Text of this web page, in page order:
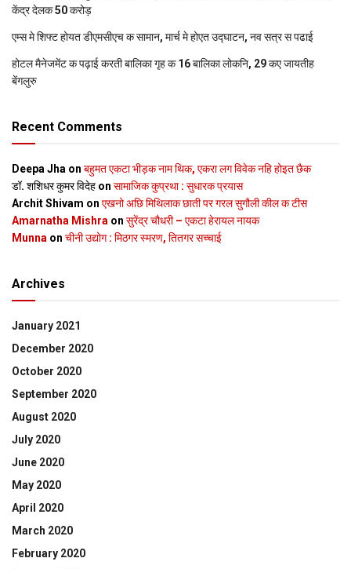
केंद्र देलक 50 करोड़
एम्स मे शिफ्ट होयत डीएमसीएच क सामान, मार्च मे होएत उद्घाटन, नव सत्र स पढाई
होटल मैनेजमेंट क पढ़ाई करती बालिका गृह क 16 बालिका लोकनि, 29 कए जायतीह
बेंगलुरु
Recent Comments
Deepa Jha on बहुमत एकटा भीड़क नाम थिक, एकरा लग विवेक नहि होइत छैक
डॉ. शशिधर कुमर विदेह on सामाजिक कुप्रथा : सुधारक प्रयास
Archit Shivam on एखनो अछि मिथिलाक छाती पर गरल सुगौली कील क टीस
Amarnatha Mishra on सुरेंद्र चौधरी – एकटा हेरायल नायक
Munna on चीनी उद्योग : मिठगर स्‍मरण, तितगर सच्‍चाई
Archives
January 2021
December 2020
October 2020
September 2020
August 2020
July 2020
June 2020
May 2020
April 2020
March 2020
February 2020